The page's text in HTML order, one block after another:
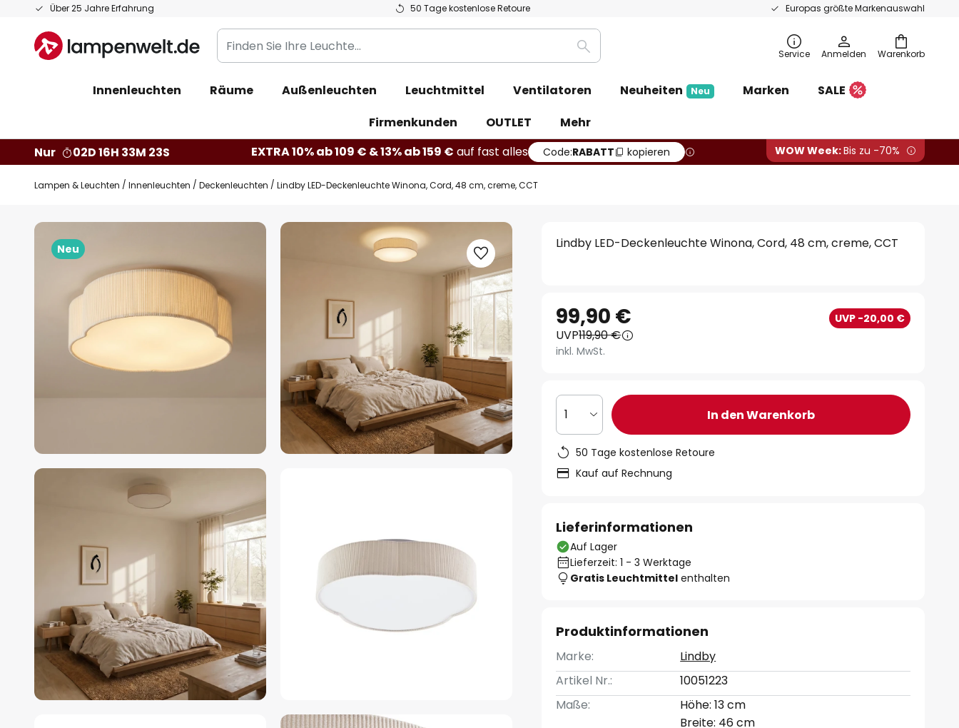
Über 25 Jahre Erfahrung 50 Tage kostenlose Retoure Europas größte Markenauswahl
Zum
springen
Warenkorb
Finden
Sie
Leuchte...
Suche Service Anmelden
Innenleuchten Räume Außenleuchten Leuchtmittel Ventilatoren Neuheiten Neu Marken
SALE
Firmenkunden
OUTLET
Mehr
Nur
02D 16H 33M 22S EXTRA 10% ab 109 € & 13% ab 159 € auf fast alles Code:RABATT kopieren WOW Week:Bis zu -70%
Lampen & Leuchten Innenleuchten Deckenleuchten Lindby LED-Deckenleuchte Winona, Cord, 48 cm, creme, CCT
Neu
Zum
Ende
Bildgalerie
springen
Lindby LED-Deckenleuchte Winona, Cord, 48 cm, creme, CCT
99,90 € UVP -20,00 €
UVP119,90 €
inkl. MwSt.
1 In den Warenkorb
50 Tage kostenlose Retoure
Kauf auf Rechnung
Lieferinformationen
Auf Lager
Lieferzeit: 1 - 3 Werktage
Gratis Leuchtmittel enthalten
Produktinformationen
Marke:
Lindby
Artikel Nr.:
10051223
Maße:
Höhe: 13 cm
Breite: 46 cm